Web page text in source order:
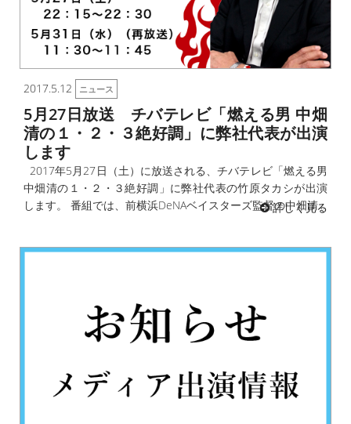
2017.5.12 ニュース
5月27日放送 チバテレビ「燃える男 中畑
清の１・２・３絶好調」に弊社代表が出演
します
2017年5月27日（土）に放送される、チバテレビ「燃える男
中畑清の１・２・３絶好調」に弊社代表の竹原タカシが出演
します。 番組では、前横浜DeNAベイスターズ監督の中畑清...
詳しく見る